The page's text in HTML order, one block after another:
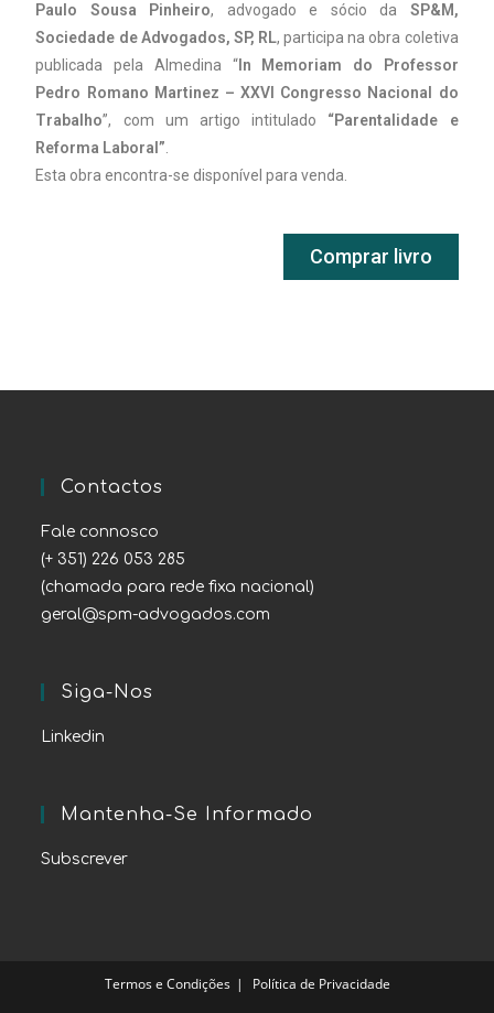
Paulo Sousa Pinheiro, advogado e sócio da SP&M,
Sociedade de Advogados, SP, RL, participa na obra coletiva
publicada pela Almedina “In Memoriam do Professor
Pedro Romano Martinez – XXVI Congresso Nacional do
Trabalho”, com um artigo intitulado “Parentalidade e
Reforma Laboral”
Esta obra encontra-se disponível para venda.
Comprar livro
Contactos
Fale connosco
(+ 351) 226 053 285
(chamada para rede fixa nacional)
geral@spm-advogados.com
Siga-Nos
Linkedin
Mantenha-Se Informado
Subscrever
Termos e Condições Política de Privacidade